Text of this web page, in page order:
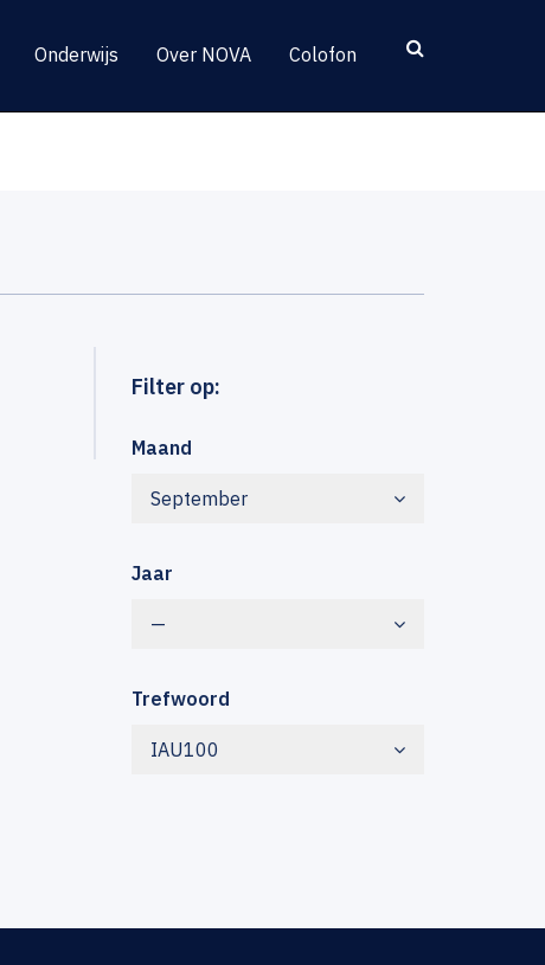
Onderwijs Over NOVA Colofon
Filter op:
Maand
September
Jaar
—
Trefwoord
IAU100